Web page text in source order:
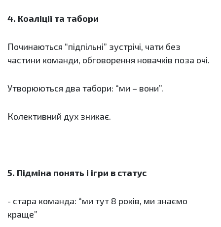
4. Коаліції та табори
Починаються “підпільні” зустрічі, чати без
частини команди, обговорення новачків поза очі.
Утворюються два табори: “ми – вони”.
Колективний дух зникає.
5. Підміна понять і ігри в статус
- стара команда: “ми тут 8 років, ми знаємо
краще”